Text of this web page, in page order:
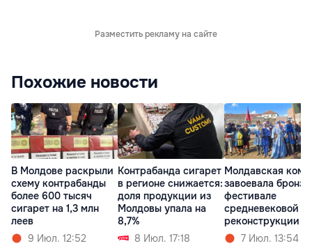
Разместить рекламу на сайте
Похожие новости
В Молдове раскрыли
схему контрабанды
более 600 тысяч
сигарет на 1,3 млн
леев
9 Июл. 12:52
Контрабанда сигарет
в регионе снижается:
доля продукции из
Молдовы упала на
8,7%
8 Июл. 17:18
Молдавская
завоевала
фестивале
средневековой
реконструкции
7 Июл. 13:54